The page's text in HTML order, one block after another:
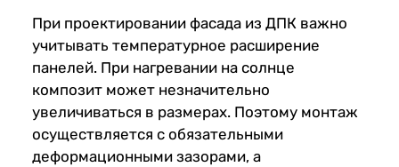
При проектировании фасада из ДПК важно
учитывать температурное расширение
панелей. При нагревании на солнце
композит может незначительно
увеличиваться в размерах. Поэтому монтаж
осуществляется с обязательными
деформационными зазорами, а